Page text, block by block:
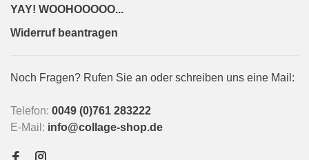
YAY! WOOHOOOOO...
Widerruf beantragen
Noch Fragen? Rufen Sie an oder schreiben uns eine Mail:
Telefon: 0049 (0)761 283222
E-Mail: info@collage-shop.de